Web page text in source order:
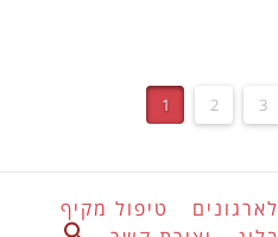
1 2 3
לארגונים
טיפול מקיף